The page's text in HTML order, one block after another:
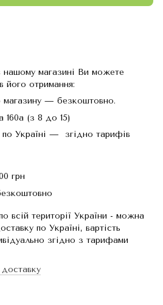
нашому магазині Ви можете
його отримання:
магазину — безкоштовно.
160а (з 8 до 15)
Україні — згідно тарифів
грн
всій території України - можна
по Україні, вартість
згідно з тарифами